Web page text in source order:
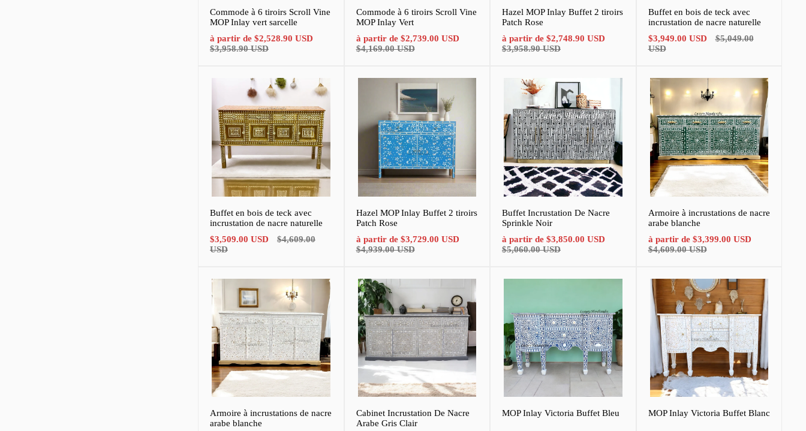
Commode à 6 tiroirs Scroll Vine
MOP Inlay vert sarcelle
Prix
de
à partir de $2,528.90 USD
$3,958.90 USD
Commode à 6 tiroirs Scroll Vine
MOP Inlay Vert
Prix
de
à partir de $2,739.00 USD
$4,169.00 USD
Hazel MOP Inlay Buffet 2 tiroirs
Patch Rose
Prix
de
à partir de $2,748.90 USD
$3,958.90 USD
Buffet en bois de teck avec
incrustation de nacre naturelle
Prix
de
$3,949.00 USD
Prix
$5,049.00
USD
Buffet en bois de teck avec
incrustation de nacre naturelle
Prix
de
$3,509.00 USD
Prix
$4,609.00
USD
Hazel MOP Inlay Buffet 2 tiroirs
Patch Rose
Prix
de
à partir de $3,729.00 USD
$4,939.00 USD
Buffet Incrustation De Nacre
Sprinkle Noir
Prix
de
à partir de $3,850.00 USD
$5,060.00 USD
Armoire à incrustations de nacre
arabe blanche
Prix
de
à partir de $3,399.00 USD
$4,609.00 USD
Armoire à incrustations de nacre
arabe blanche
Cabinet Incrustation De Nacre
Arabe Gris Clair
MOP Inlay Victoria Buffet Bleu MOP Inlay Victoria Buffet Blanc